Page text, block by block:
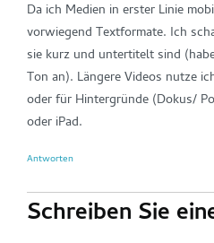
Da ich Medien in erster Linie
vorwiegend Textformate. Ich
sie kurz und untertitelt sind
Ton an). Längere Videos nutze
oder für Hintergründe (Dokus/
oder iPad.
Antworten
Schreiben Sie